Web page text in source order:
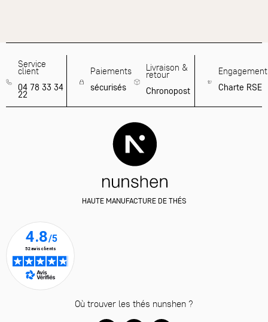
Service
client
04 78 33 34
22
Paiements
sécurisés
Livraison &
retour
Chronopost
Charte RSE
HAUTE MANUFACTURE DE THÉS
Où trouver les thés nunshen ?